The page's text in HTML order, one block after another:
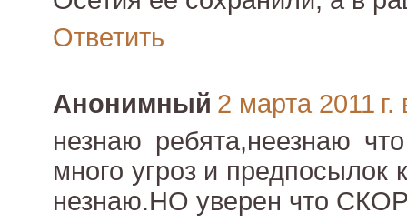
Ответить
Анонимный 2 марта 2011 г.
незнаю ребята,неезнаю
много угроз и
незнаю.НО уверен что